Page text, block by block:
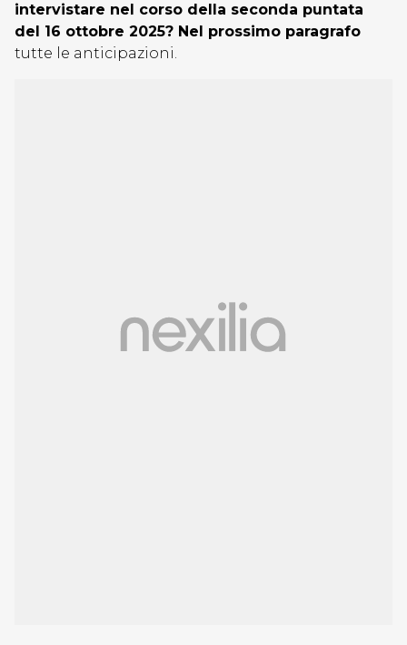
intervistare nel corso della seconda puntata
del 16 ottobre 2025? Nel prossimo paragrafo
tutte le anticipazioni.